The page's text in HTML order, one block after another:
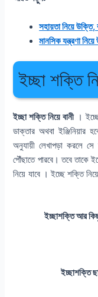
সহায়তা নিয়ে উক্তি,
মানসিক যন্ত্রণা
ইচ্ছা শক্তি
ইচ্ছা শক্তি নিয়ে বানী। ইচ্ছে
ডাক্তার অথবা ইঞ্জিনিয়ার
অনুযায়ী লেখাপড়া করলে
পৌঁছাতে পারবে। তবে তাকে
নিয়ে যাবে । ইচ্ছে শক্তি
ইচ্ছাশক্তি আর
ইচ্ছাশক্তি